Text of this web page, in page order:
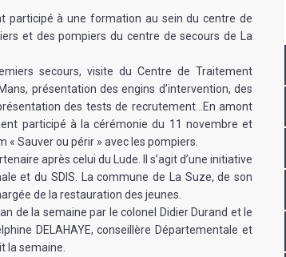
participé à une formation au sein du centre de
et des pompiers du centre de secours de La
secours, visite du Centre de Traitement
présentation des engins d’intervention, des
des tests de recrutement…En amont
participé à la cérémonie du 11 novembre et
« Sauver ou périr » avec les pompiers.
après celui du Lude. Il s’agit d’une initiative
et du SDIS. La commune de La Suze, de son
de la restauration des jeunes.
de la semaine par le colonel Didier Durand et le
DELAHAYE, conseillère Départementale et
la semaine.